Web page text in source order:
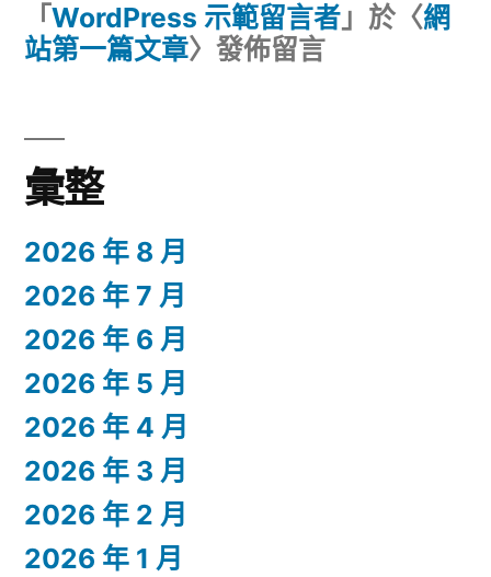
「 WordPress 示範留言者 」於〈網
站第一篇文章〉發佈留言
彙整
2026 年 8 月
2026 年 7 月
2026 年 6 月
2026 年 5 月
2026 年 4 月
2026 年 3 月
2026 年 2 月
2026 年 1 月